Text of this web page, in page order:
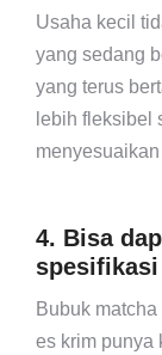
Usaha kecil
yang sedang
yang terus
lebih fleksibel
4. Bisa
spesifikasi
Bubuk
es krim punya